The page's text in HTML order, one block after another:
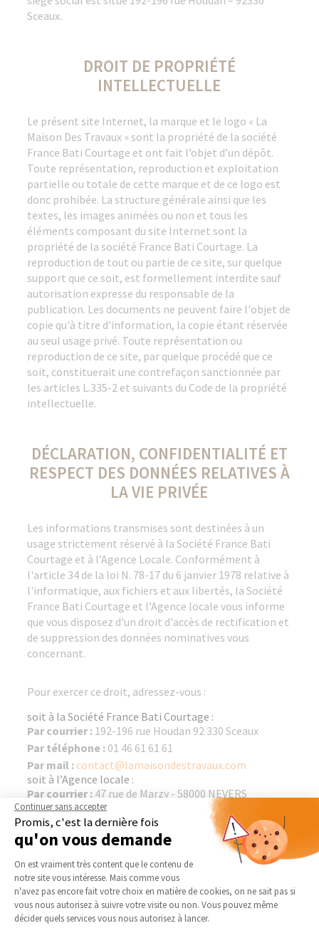
Sceaux.
DROIT DE PROPRIÉTÉ
INTELLECTUELLE
Le présent site Internet, la marque et le logo « La
Maison Des Travaux » sont la propriété de la société
France Bati Courtage et ont fait l’objet d’un dépôt.
Toute représentation, reproduction et exploitation
partielle ou totale de cette marque et de ce logo est
donc prohibée. La structure générale ainsi que les
textes, les images animées ou non et tous les
éléments composant du site Internet sont la
propriété de la société France Bati Courtage. La
reproduction de tout ou partie de ce site, sur quelque
support que ce soit, est formellement interdite sauf
autorisation expresse du responsable de la
publication. Les documents ne peuvent faire l'objet de
copie qu'à titre d'information, la copie étant réservée
au seul usage privé. Toute représentation ou
reproduction de ce site, par quelque procédé que ce
soit, constituerait une contrefaçon sanctionnée par
les articles L.335-2 et suivants du Code de la propriété
intellectuelle.
DÉCLARATION, CONFIDENTIALITÉ ET
RESPECT DES DONNÉES RELATIVES À
LA VIE PRIVÉE
Les informations transmises sont destinées à un
usage strictement réservé à la Société France Bati
Courtage et à l’Agence Locale. Conformément à
l'article 34 de la loi N. 78-17 du 6 janvier 1978 relative à
l'informatique, aux fichiers et aux libertés, la Société
France Bati Courtage et l’Agence locale vous informe
que vous disposez d'un droit d'accès de rectification et
de suppression des données nominatives vous
concernant.
Pour exercer ce droit, adressez-vous :
soit à la Société France Bati Courtage :
Par courrier : 192-196 rue Houdan 92 330 Sceaux
Par téléphone : 01 46 61 61 61
Par mail : contact@lamaisondestravaux.com
soit à l’Agence locale :
Par courrier : 47 rue de Marzy - 58000 NEVERS
Par téléphone :03 86 69 59 31
Par mail :
christophe.marville@lamaisondestravaux.com
LIENS
Les liens proposés vers d'autres sites sont
Continuer sans accepter
Promis, c'est la dernière fois
qu'on vous demande
Plateforme de Gestion du
On est vraiment très content que le contenu de
notre site vous intéresse. Mais comme vous
n'avez pas encore fait votre choix en matière de cookies, on ne sait pas si
vous nous autorisez à suivre votre visite ou non. Vous pouvez même
décider quels services vous nous autorisez à lancer.
Axeptio consent